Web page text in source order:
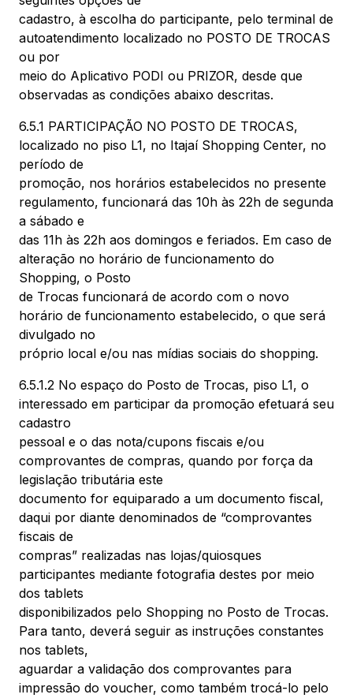
cadastro, à escolha do participante, pelo terminal de
autoatendimento localizado no POSTO DE TROCAS
ou por
meio do Aplicativo PODI ou PRIZOR, desde que
observadas as condições abaixo descritas.
6.5.1 PARTICIPAÇÃO NO POSTO DE TROCAS,
localizado no piso L1, no Itajaí Shopping Center, no
período de
promoção, nos horários estabelecidos no presente
regulamento, funcionará das 10h às 22h de segunda
a sábado e
das 11h às 22h aos domingos e feriados. Em caso de
alteração no horário de funcionamento do
Shopping, o Posto
de Trocas funcionará de acordo com o novo
horário de funcionamento estabelecido, o que será
divulgado no
próprio local e/ou nas mídias sociais do shopping.
6.5.1.2 No espaço do Posto de Trocas, piso L1, o
interessado em participar da promoção efetuará seu
cadastro
pessoal e o das nota/cupons fiscais e/ou
comprovantes de compras, quando por força da
legislação tributária este
documento for equiparado a um documento fiscal,
daqui por diante denominados de “comprovantes
fiscais de
compras” realizadas nas lojas/quiosques
participantes mediante fotografia destes por meio
dos tablets
disponibilizados pelo Shopping no Posto de Trocas.
Para tanto, deverá seguir as instruções constantes
nos tablets,
aguardar a validação dos comprovantes para
impressão do voucher, como também trocá-lo pelo